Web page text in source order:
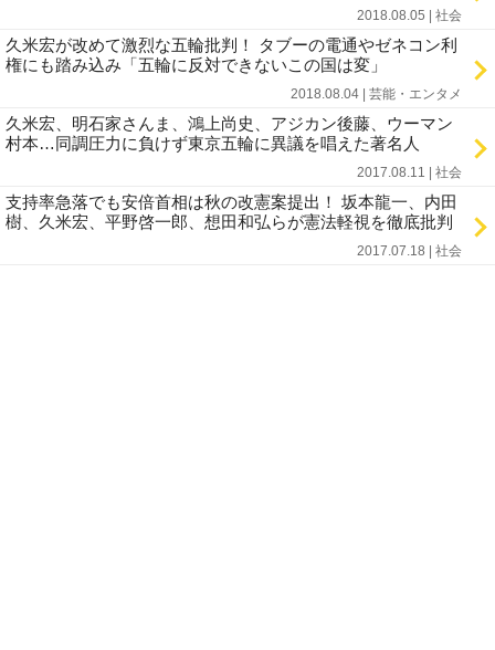
2018.08.05 | 社会
久米宏が改めて激烈な五輪批判！ タブーの電通やゼネコン利
権にも踏み込み「五輪に反対できないこの国は変」
2018.08.04 | 芸能・エンタメ
久米宏、明石家さんま、鴻上尚史、アジカン後藤、ウーマン
村本…同調圧力に負けず東京五輪に異議を唱えた著名人
2017.08.11 | 社会
支持率急落でも安倍首相は秋の改憲案提出！ 坂本龍一、内田
樹、久米宏、平野啓一郎、想田和弘らが憲法軽視を徹底批判
2017.07.18 | 社会